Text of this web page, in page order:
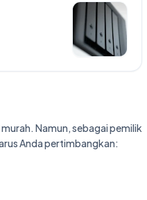
Namun, sebagai pemilik
Anda pertimbangkan: